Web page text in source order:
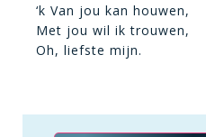
‘k Van jou kan houwen,
Met jou wil ik trouwen,
Oh, liefste mijn.